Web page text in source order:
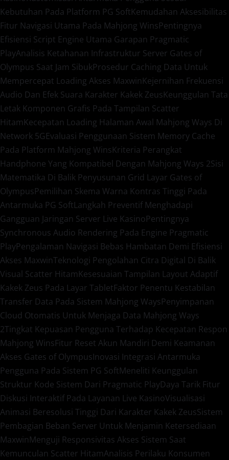
Kebutuhan Pada Platform PG SoftKemudahan Aksesibilitas
Fitur Navigasi Utama Pada Mahjong WinsPentingnya
Efisiensi Script Engine Utama Garapan Pragmatic
PlayAnalisis Ketahanan Infrastruktur Server Gates of
Olympus Saat Jam SibukProsedur Caching Data Untuk
Mempercepat Loading Akses MaxwinKejernihan Frekuensi
Audio Dan Efek Suara Karakter Kakek ZeusKeunggulan Tata
Letak Komponen Grafis Pada Tampilan Scatter
HitamKecepatan Loading Halaman Awal Mahjong Ways Di
Network 5GEvaluasi Penggunaan Sistem Memory Cache
Pada Platform Mahjong WinsKriteria Perangkat
Handphone Yang Kompatibel Dengan Mahjong Ways 2Sisi
Matematika Di Balik Penyusunan Grid Layar Gates of
OlympusPemilihan Skema Warna Kontras Tinggi Pada
Antarmuka PG SoftLangkah Preventif Menghadapi
Gangguan Jaringan Server Live KasinoPentingnya
Synchronous Audio Rendering Pada Engine Pragmatic
PlayPengalaman Navigasi Bebas Hambatan Demi Efisiensi
Akses MaxwinTeknologi Pengolahan Citra Digital Di Balik
Visual Scatter HitamKesesuaian Tampilan Layout Adaptif
Kakek Zeus Pada Layar TabletFaktor Penentu Kestabilan
Transfer Data Pada Sistem Mahjong WaysPenyimpanan
Cloud Otomatis Untuk Menjaga Data Mahjong Ways
2Tingkat Kepuasan Pengguna Terhadap Kecepatan Respon
Mahjong WinsFitur Reset Akun Mandiri Demi Keamanan
Akses Gates of OlympusInovasi Integrasi Antarmuka
Pengguna Pada Sistem PG SoftMeneliti Keunggulan
Struktur Kode Sistem Dari Pragmatic PlayDaya Tarik Fitur
Diskusi Interaktif Pada Layanan Live KasinoVisualisasi
Animasi Beresolusi Tinggi Dari Karakter Kakek ZeusSistem
Pembagian Beban Server Untuk Menjamin Ketersediaan
MaxwinMenguji Responsivitas Akses Sistem Saat
Kemunculan Scatter HitamAnalisis Perilaku Konsumen